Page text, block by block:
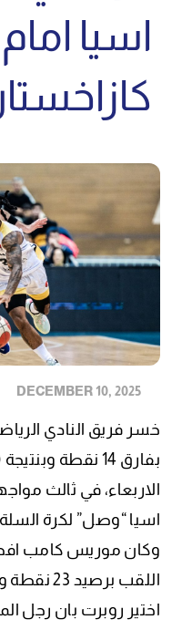
اسيا
خسر فريق النادي
الاربعاء، في ثالث
اسيا “وصل” لكرة
وكان موريس كامب
اختير روبرت بان رجل